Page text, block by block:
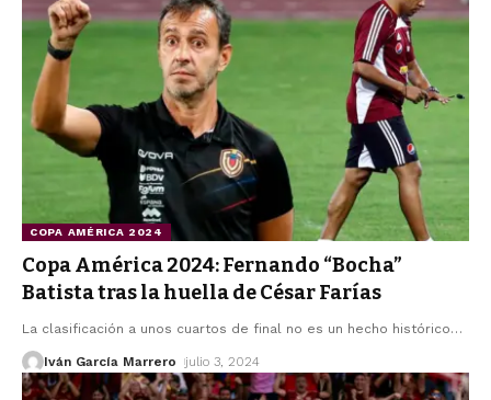
COPA AMÉRICA 2024
Copa América 2024: Fernando “Bocha”
Batista tras la huella de César Farías
La clasificación a unos cuartos de final no es un hecho histórico…
Iván García Marrero julio 3, 2024